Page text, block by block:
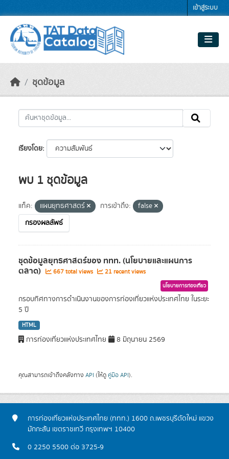
เข้าสู่ระบบ
ชุดข้อมูล
เรียงโดย
พบ 1 ชุดข้อมูล
แท็ค: แผนยุทธศาสตร์ การเข้าถึง:
false
กรองผลลัพธ์
ชุดข้อมูลยุทธศาสตร์ของ ททท. (นโยบายและแผนการ
ตลาด) 667 total views 21 recent views
นโยบายการท่องเที่ยว
กรอบทิศทางการดำเนินงานของการท่องเที่ยวแห่งประเทศไทย ในระยะ
5 ปี
HTML
การท่องเที่ยวแห่งประเทศไทย 8 มิถุนายน 2569
คุณสามารถเข้าถึงคลังทาง API (ให้ดู คู่มือ API).
การท่องเที่ยวแห่งประเทศไทย (ททท.) 1600 ถ.เพชรบุรีตัดใหม่ แขวง
มักกะสัน เขตราชเทวี กรุงเทพฯ 10400
0 2250 5500 ต่อ 3725-9